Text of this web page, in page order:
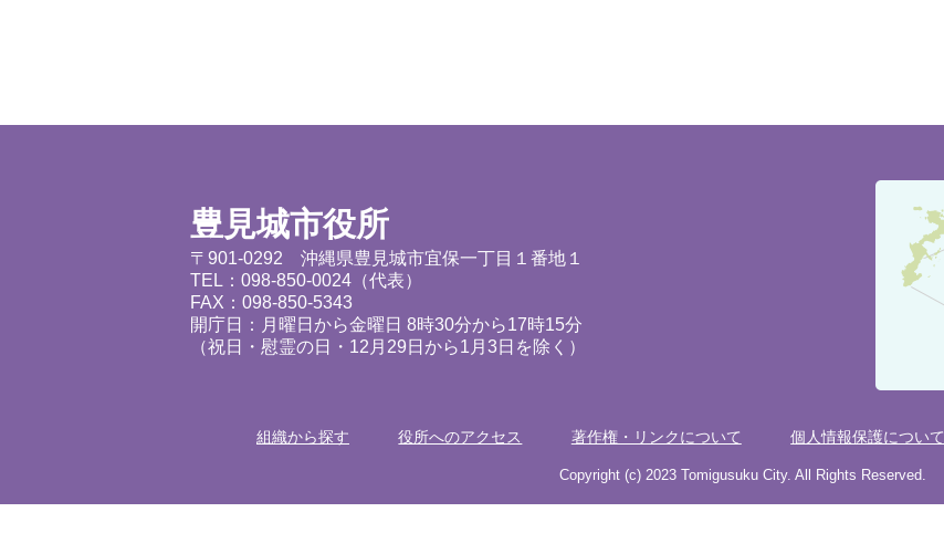
豊見城市役所
〒901-0292 沖縄県豊見城市宜保一丁目１番地１
TEL：098-850-0024（代表）
FAX：098-850-5343
開庁日：月曜日から金曜日 8時30分から17時15分
（祝日・慰霊の日・12月29日から1月3日を除く）
記
し
た
組織から探す 役所へのアクセス 著作権・リンクについて 個人情報保護について
Copyright (c) 2023 Tomigusuku City. All Rights Reserved.